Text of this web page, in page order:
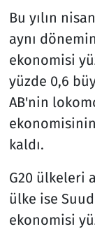
Bu yılın
aynı
ekonomisi
yüzde 0,6
AB'nin
kaldı.
G20 ülkeleri
ülke ise
ekonomisi